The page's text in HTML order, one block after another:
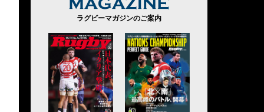
ラグビーマガジンのご案内